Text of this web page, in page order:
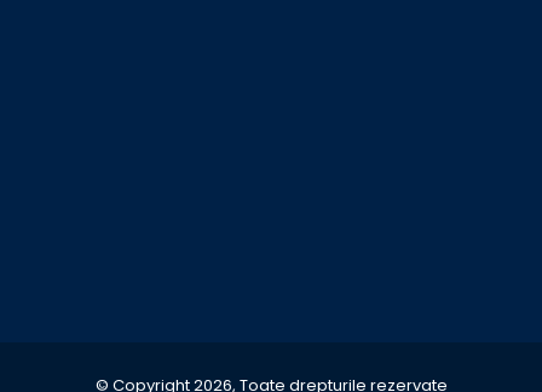
© Copyright 2026, Toate drepturile rezervate